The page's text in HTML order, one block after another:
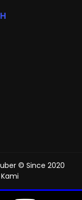
© Since 2020